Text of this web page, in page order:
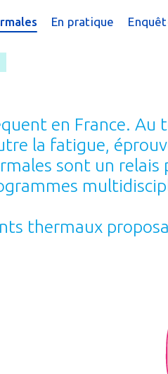
En pratique
Bénéficier d'une
Le
Créer un dossier
Préparer la cure
en France.
la fatigue,
sont un relais
thermaux